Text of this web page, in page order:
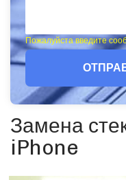
Пожалуйста введите
Замена
iPhone